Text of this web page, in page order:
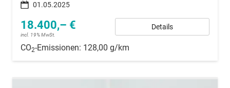
01.05.2025
18.400,– €
incl. 19% MwSt.
Details
CO2-Emissionen: 128,00 g/km